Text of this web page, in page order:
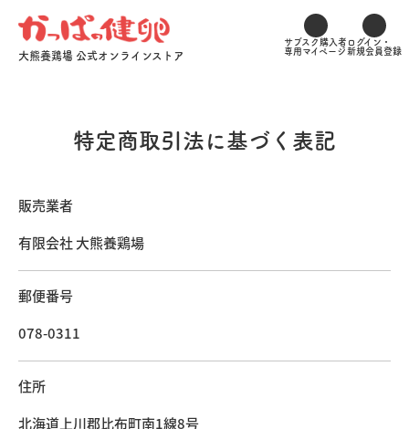
大熊養鶏場 公式オンラインストア
サブスク購入者
専用マイページ
ログイン・
新規会員登録
特定商取引法に基づく表記
販売業者
有限会社 大熊養鶏場
郵便番号
078-0311
住所
北海道上川郡比布町南1線8号